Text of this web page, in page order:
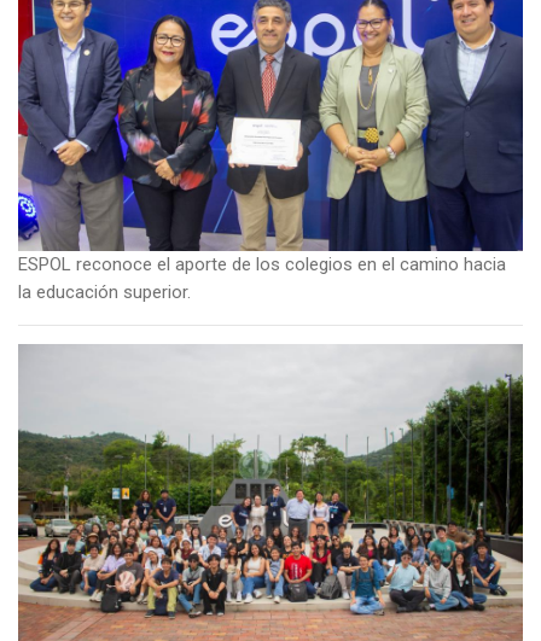
ESPOL reconoce el aporte de los colegios en el camino hacia
la educación superior.